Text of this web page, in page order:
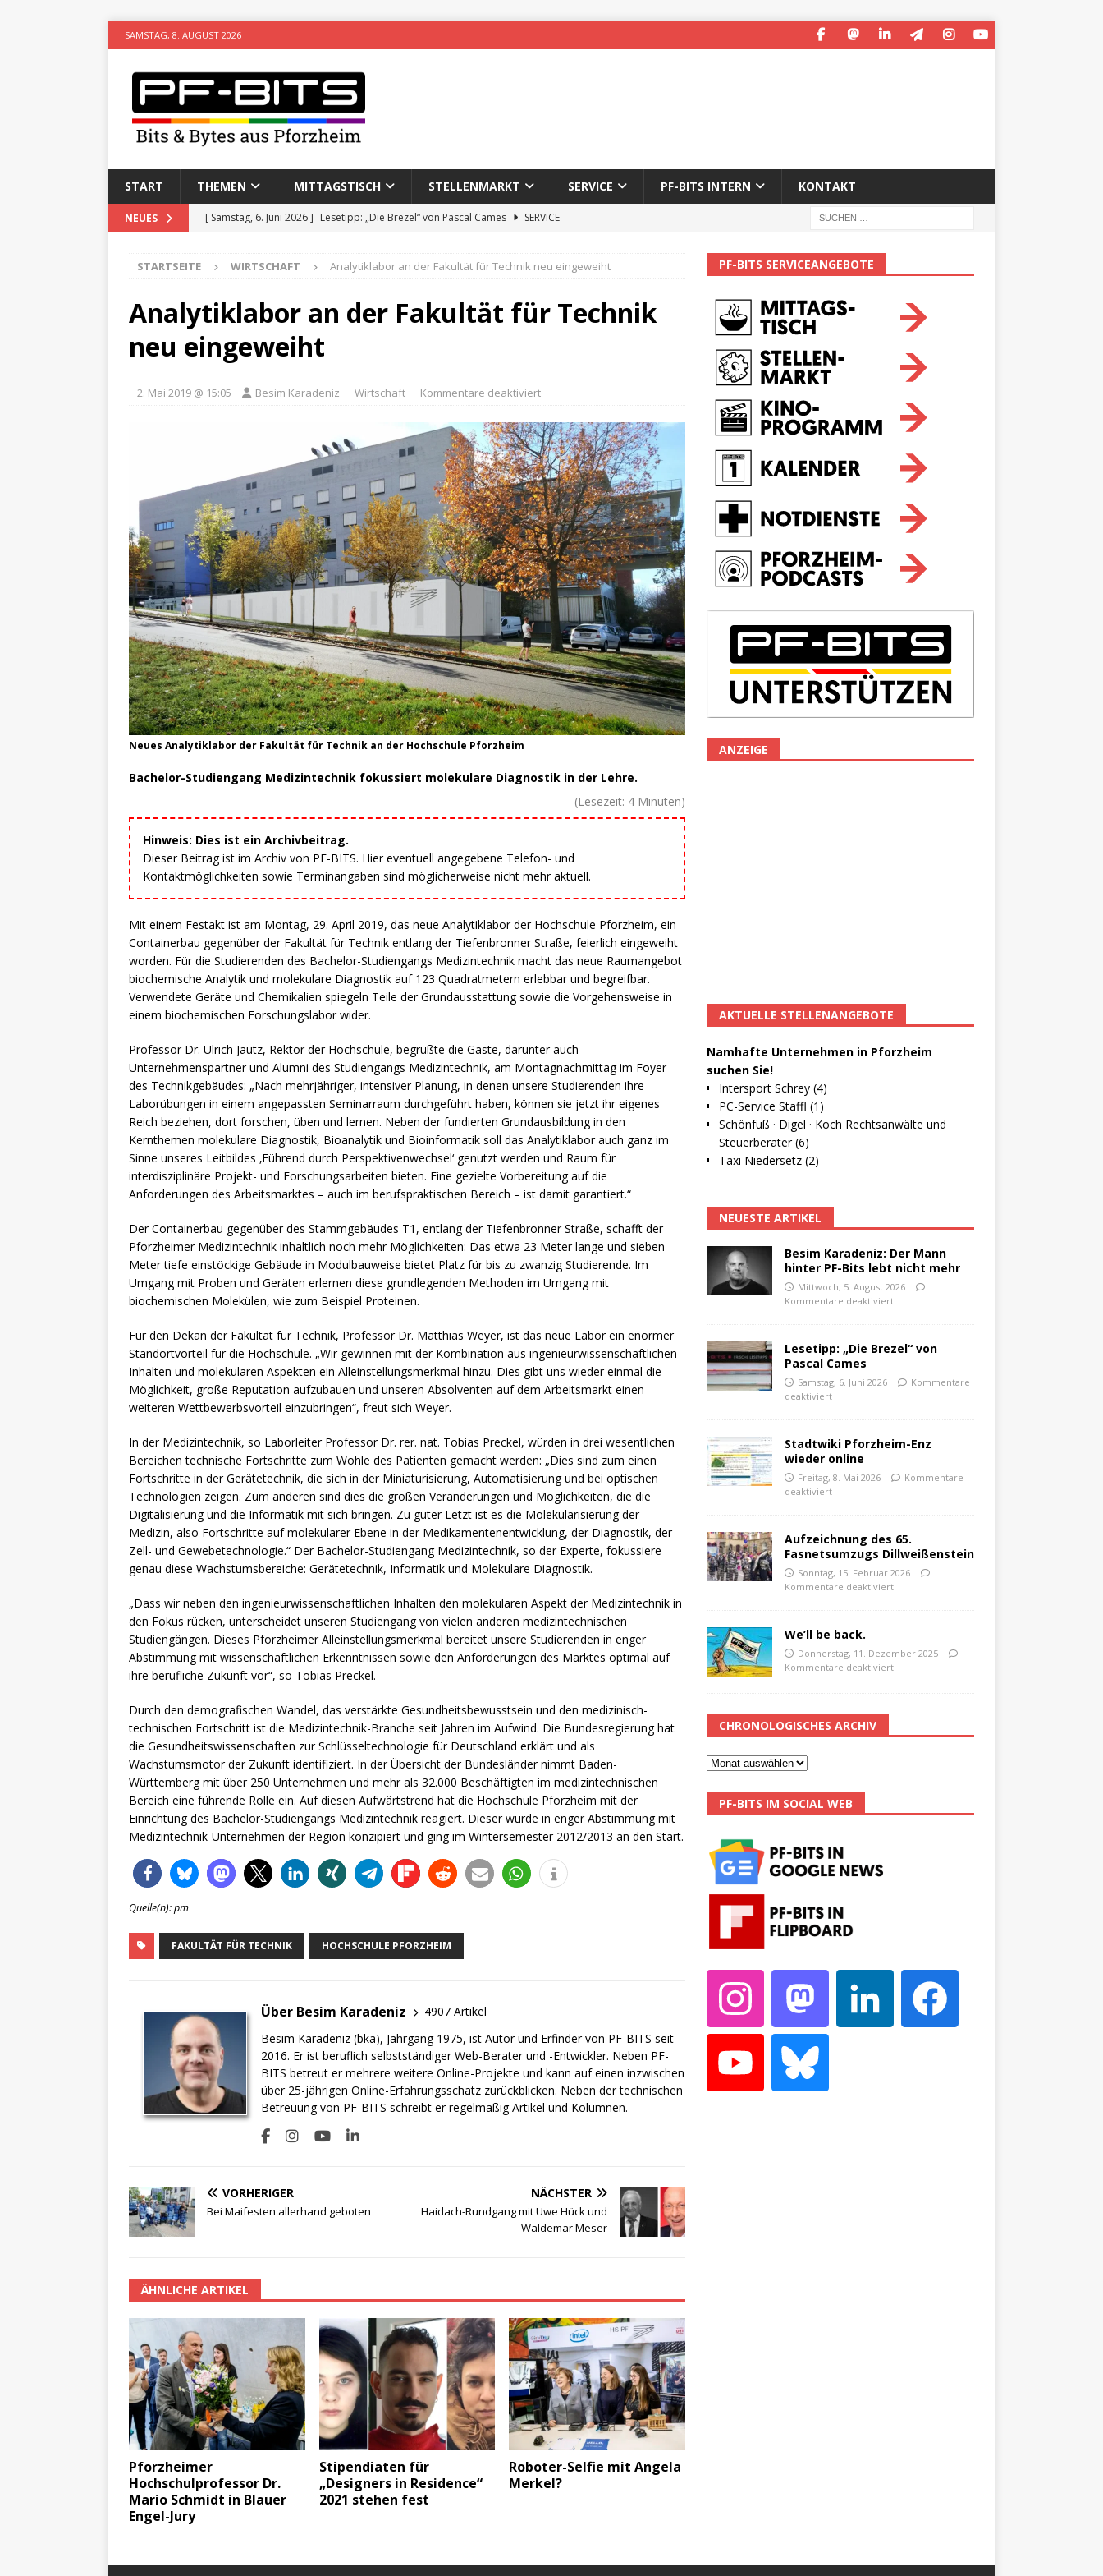
SAMSTAG, 8. AUGUST 2026
START THEMEN MITTAGSTISCH STELLENMARKT SERVICE PF-BITS INTERN KONTAKT
NEUES [ Samstag, 6. Juni 2026 ] Lesetipp: „Die Brezel“ von Pascal Cames
SERVICE
[ Sonntag, 15. Februar 2026 ] Aufzeichnung des 65. Fasnetsumzugs Dillweißenstein
VERANSTALTUNGEN
[ Mittwoch, 5. August 2026 ]
STARTSEITE WIRTSCHAFT Analytiklabor an der Fakultät für Technik neu eingeweiht
Analytiklabor an der Fakultät für Technik
neu eingeweiht
2. Mai 2019 @ 15:05 Besim Karadeniz Wirtschaft Kommentare deaktiviert
Neues Analytiklabor der Fakultät für Technik an der Hochschule Pforzheim
Bachelor-Studiengang Medizintechnik fokussiert molekulare Diagnostik in der Lehre.
(Lesezeit: 4 Minuten)
Hinweis: Dies ist ein Archivbeitrag.
Dieser Beitrag ist im Archiv von PF-BITS. Hier eventuell angegebene Telefon- und
Kontaktmöglichkeiten sowie Terminangaben sind möglicherweise nicht mehr aktuell.
Mit einem Festakt ist am Montag, 29. April 2019, das neue Analytiklabor der Hochschule Pforzheim, ein
Containerbau gegenüber der Fakultät für Technik entlang der Tiefenbronner Straße, feierlich eingeweiht
worden. Für die Studierenden des Bachelor-Studiengangs Medizintechnik macht das neue Raumangebot
biochemische Analytik und molekulare Diagnostik auf 123 Quadratmetern erlebbar und begreifbar.
Verwendete Geräte und Chemikalien spiegeln Teile der Grundausstattung sowie die Vorgehensweise in
einem biochemischen Forschungslabor wider.
Professor Dr. Ulrich Jautz, Rektor der Hochschule, begrüßte die Gäste, darunter auch
Unternehmenspartner und Alumni des Studiengangs Medizintechnik, am Montagnachmittag im Foyer
des Technikgebäudes: „Nach mehrjähriger, intensiver Planung, in denen unsere Studierenden ihre
Laborübungen in einem angepassten Seminarraum durchgeführt haben, können sie jetzt ihr eigenes
Reich beziehen, dort forschen, üben und lernen. Neben der fundierten Grundausbildung in den
Kernthemen molekulare Diagnostik, Bioanalytik und Bioinformatik soll das Analytiklabor auch ganz im
Sinne unseres Leitbildes ‚Führend durch Perspektivenwechsel‘ genutzt werden und Raum für
interdisziplinäre Projekt- und Forschungsarbeiten bieten. Eine gezielte Vorbereitung auf die
Anforderungen des Arbeitsmarktes – auch im berufspraktischen Bereich – ist damit garantiert.“
Der Containerbau gegenüber des Stammgebäudes T1, entlang der Tiefenbronner Straße, schafft der
Pforzheimer Medizintechnik inhaltlich noch mehr Möglichkeiten: Das etwa 23 Meter lange und sieben
Meter tiefe einstöckige Gebäude in Modulbauweise bietet Platz für bis zu zwanzig Studierende. Im
Umgang mit Proben und Geräten erlernen diese grundlegenden Methoden im Umgang mit
biochemischen Molekülen, wie zum Beispiel Proteinen.
Für den Dekan der Fakultät für Technik, Professor Dr. Matthias Weyer, ist das neue Labor ein enormer
Standortvorteil für die Hochschule. „Wir gewinnen mit der Kombination aus ingenieurwissenschaftlichen
Inhalten und molekularen Aspekten ein Alleinstellungsmerkmal hinzu. Dies gibt uns wieder einmal die
Möglichkeit, große Reputation aufzubauen und unseren Absolventen auf dem Arbeitsmarkt einen
weiteren Wettbewerbsvorteil einzubringen“, freut sich Weyer.
In der Medizintechnik, so Laborleiter Professor Dr. rer. nat. Tobias Preckel, würden in drei wesentlichen
Bereichen technische Fortschritte zum Wohle des Patienten gemacht werden: „Dies sind zum einen
Fortschritte in der Gerätetechnik, die sich in der Miniaturisierung, Automatisierung und bei optischen
Technologien zeigen. Zum anderen sind dies die großen Veränderungen und Möglichkeiten, die die
Digitalisierung und die Informatik mit sich bringen. Zu guter Letzt ist es die Molekularisierung der
Medizin, also Fortschritte auf molekularer Ebene in der Medikamentenentwicklung, der Diagnostik, der
Zell- und Gewebetechnologie.“ Der Bachelor-Studiengang Medizintechnik, so der Experte, fokussiere
genau diese Wachstumsbereiche: Gerätetechnik, Informatik und Molekulare Diagnostik.
„Dass wir neben den ingenieurwissenschaftlichen Inhalten den molekularen Aspekt der Medizintechnik in
den Fokus rücken, unterscheidet unseren Studiengang von vielen anderen medizintechnischen
Studiengängen. Dieses Pforzheimer Alleinstellungsmerkmal bereitet unsere Studierenden in enger
Abstimmung mit wissenschaftlichen Erkenntnissen sowie den Anforderungen des Marktes optimal auf
ihre berufliche Zukunft vor“, so Tobias Preckel.
Durch den demografischen Wandel, das verstärkte Gesundheitsbewusstsein und den medizinisch-
technischen Fortschritt ist die Medizintechnik-Branche seit Jahren im Aufwind. Die Bundesregierung hat
die Gesundheitswissenschaften zur Schlüsseltechnologie für Deutschland erklärt und als
Wachstumsmotor der Zukunft identifiziert. In der Übersicht der Bundesländer nimmt Baden-
Württemberg mit über 250 Unternehmen und mehr als 32.000 Beschäftigten im medizintechnischen
Bereich eine führende Rolle ein. Auf diesen Aufwärtstrend hat die Hochschule Pforzheim mit der
Einrichtung des Bachelor-Studiengangs Medizintechnik reagiert. Dieser wurde in enger Abstimmung mit
Medizintechnik-Unternehmen der Region konzipiert und ging im Wintersemester 2012/2013 an den Start.
Quelle(n): pm
FAKULTÄT FÜR TECHNIK HOCHSCHULE PFORZHEIM
Über Besim Karadeniz
4907 Artikel
Besim Karadeniz (bka), Jahrgang 1975, ist Autor und Erfinder von PF-BITS seit
2016. Er ist beruflich selbstständiger Web-Berater und -Entwickler. Neben PF-
BITS betreut er mehrere weitere Online-Projekte und kann auf einen inzwischen
über 25-jährigen Online-Erfahrungsschatz zurückblicken. Neben der technischen
Betreuung von PF-BITS schreibt er regelmäßig Artikel und Kolumnen.
VORHERIGER
Bei Maifesten allerhand geboten
NÄCHSTER
Haidach-Rundgang mit Uwe Hück und
Waldemar Meser
ÄHNLICHE ARTIKEL
Pforzheimer
Hochschulprofessor Dr.
Mario Schmidt in Blauer
Engel-Jury
Stipendiaten für
„Designers in Residence“
2021 stehen fest
Roboter-Selfie mit Angela
Merkel?
PF-BITS SERVICEANGEBOTE
ANZEIGE
AKTUELLE STELLENANGEBOTE
Namhafte Unternehmen in Pforzheim
suchen Sie!
Intersport Schrey (4)
PC-Service Staffl (1)
Schönfuß · Digel · Koch Rechtsanwälte und
Steuerberater (6)
Taxi Niedersetz (2)
NEUESTE ARTIKEL
Besim Karadeniz: Der Mann
hinter PF-Bits lebt nicht mehr
Mittwoch, 5. August 2026
Kommentare deaktiviert
Lesetipp: „Die Brezel“ von
Pascal Cames
Samstag, 6. Juni 2026
Kommentare
deaktiviert
Stadtwiki Pforzheim-Enz
wieder online
Freitag, 8. Mai 2026
Kommentare
deaktiviert
Aufzeichnung des 65.
Fasnetsumzugs Dillweißenstein
Sonntag, 15. Februar 2026
Kommentare deaktiviert
We’ll be back.
Donnerstag, 11. Dezember 2025
Kommentare deaktiviert
CHRONOLOGISCHES ARCHIV
PF-BITS IM SOCIAL WEB